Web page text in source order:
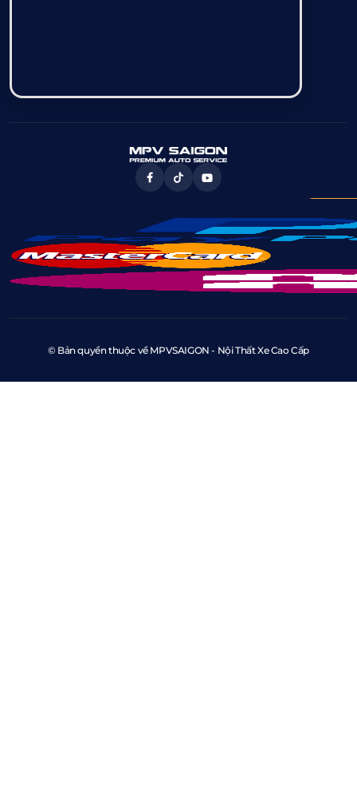
© Bản quyền thuộc về MPVSAIGON - Nội Thất Xe Cao Cấp